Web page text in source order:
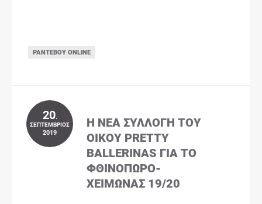
ΡΑΝΤΕΒΟΎ ONLINE
20.
ΣΕΠΤΈΜΒΡΙΟΣ
2019
Η ΝΈΑ ΣΥΛΛΟΓΉ ΤΟΥ
ΟΊΚΟΥ PRETTY
BALLERINAS ΓΙΑ ΤΟ
ΦΘΙΝΌΠΩΡΟ-
ΧΕΙΜΏΝΑΣ 19/20